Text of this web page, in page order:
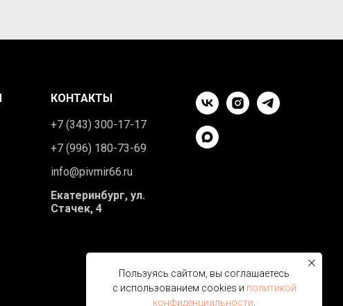
КОНТАКТЫ
+7 (343) 300-17-17
+7 (996) 180-73-69
info@pivmir66.ru
Екатеринбург, ул.
Стачек, 4
Пользуясь сайтом, вы соглашаетесь
с использованием cookies и политикой
конфиденциальности.